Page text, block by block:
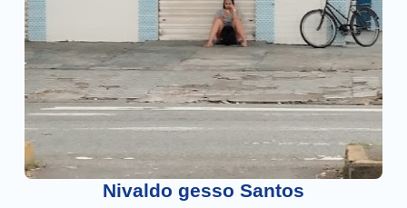
Nivaldo gesso Santos